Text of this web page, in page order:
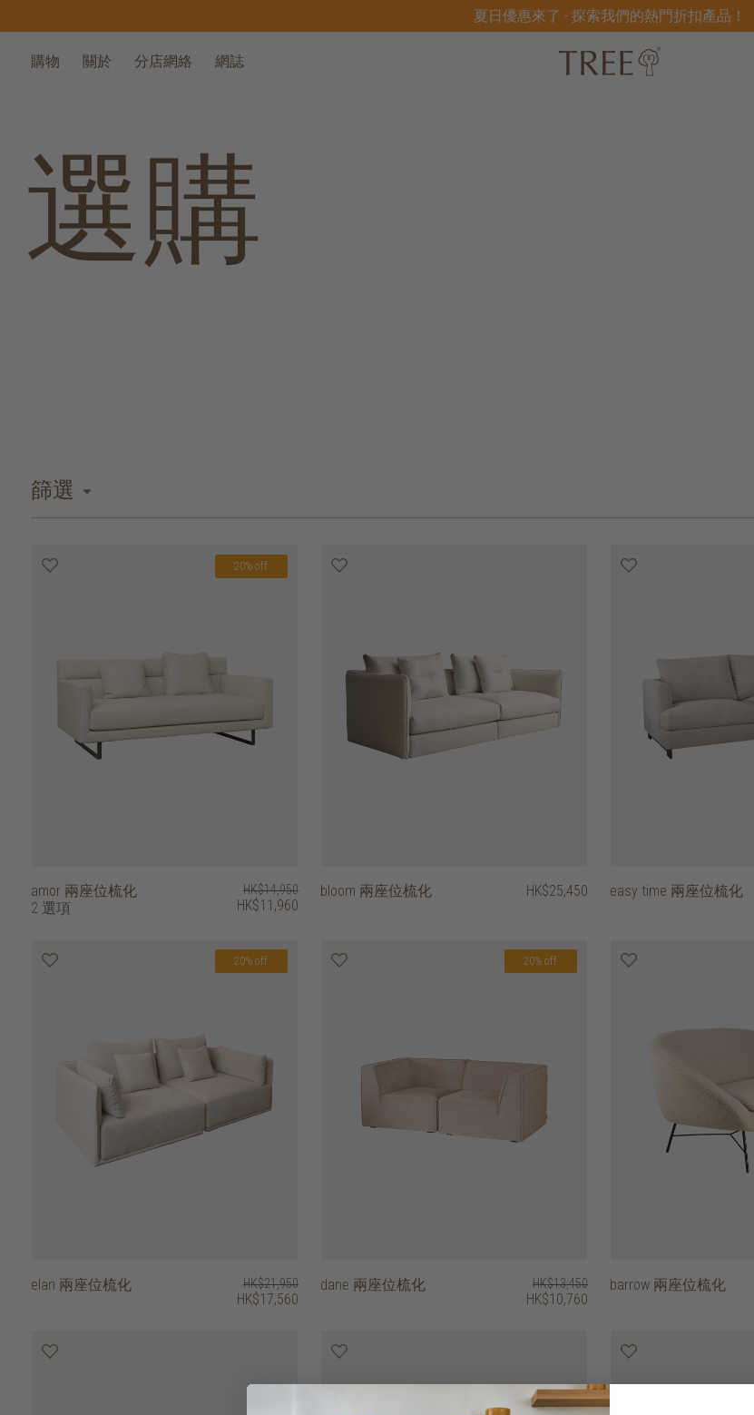
夏日優惠來了 - 探索我們的熱門折扣產品！
購物 關於 分店網絡 網誌
選購
篩選
20% off
amor 兩座位梳化
2 選項
HK$14,950
HK$11,960
bloom 兩座位梳化 HK$25,450 easy time 兩座位梳化
20% off
elan 兩座位梳化 HK$21,950
HK$17,560
20% off
dane 兩座位梳化 HK$13,450
HK$10,760
barrow 兩座位梳化